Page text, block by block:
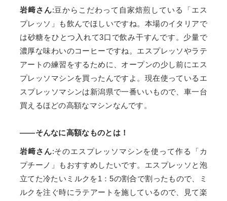
岩﨑さん:豆からこだわって自家焙煎している「エス
プレッソ」も飲んでほしいですね。本場のイタリアで
は砂糖をひとつ入れて3口で飲み干すんです。少量で
濃厚な味わいのコーヒーですね。エスプレッソやラテ
アートの練習をするために、オープンの少し前にエス
プレッソマシンを買ったんですよ。現在使っているエ
スプレッソマシンは新潟県で一番いいもので、車一台
買えるほどの高額なマシンなんです。
——そんなに高額なものとは！
岩﨑さん:そのエスプレッソマシンを使って作る「カ
プチーノ」もおすすめしたいです。エスプレッソと泡
立てた冷たいミルクを1：5の割合で割ったもので、ミ
ルクを注ぐ時にラテアートを施しているので、見て楽